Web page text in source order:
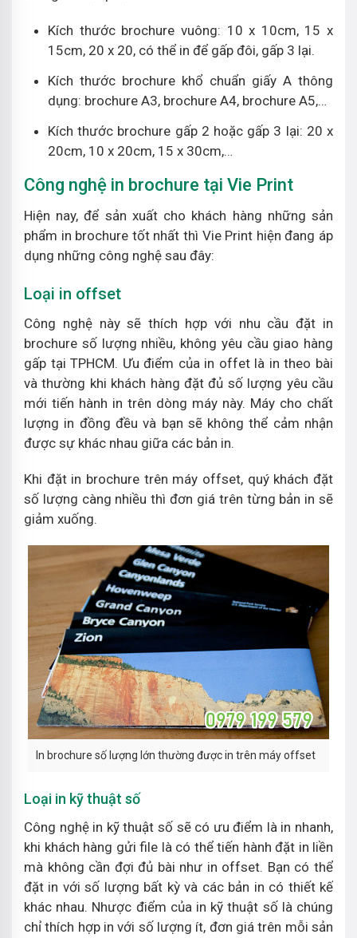
Kích thước brochure vuông: 10 x 10cm, 15 x
15cm, 20 x 20, có thể in để gấp đôi, gấp 3 lại.
Kích thước brochure khổ chuẩn giấy A thông
dụng: brochure A3, brochure A4, brochure A5,…
Kích thước brochure gấp 2 hoặc gấp 3 lại: 20 x
20cm, 10 x 20cm, 15 x 30cm,…
Công nghệ in brochure tại Vie Print
Hiện nay, để sản xuất cho khách hàng những sản
phẩm in brochure tốt nhất thì Vie Print hiện đang áp
dụng những công nghệ sau đây:
Loại in offset
Công nghệ này sẽ thích hợp với nhu cầu đặt in
brochure số lượng nhiều, không yêu cầu giao hàng
gấp tại TPHCM. Ưu điểm của in offet là in theo bài
và thường khi khách hàng đặt đủ số lượng yêu cầu
mới tiến hành in trên dòng máy này. Máy cho chất
lượng in đồng đều và bạn sẽ không thể cảm nhận
được sự khác nhau giữa các bản in.
Khi đặt in brochure trên máy offset, quý khách đặt
số lượng càng nhiều thì đơn giá trên từng bản in sẽ
giảm xuống.
In brochure số lượng lớn thường được in trên máy offset
Loại in kỹ thuật số
Công nghệ in kỹ thuật số sẽ có ưu điểm là in nhanh,
khi khách hàng gửi file là có thể tiến hành đặt in liền
mà không cần đợi đủ bài như in offset. Bạn có thể
đặt in với số lượng bất kỳ và các bản in có thiết kế
khác nhau. Nhược điểm của in kỹ thuật số là chúng
chỉ thích hợp in với số lượng ít, đơn giá trên mỗi sản